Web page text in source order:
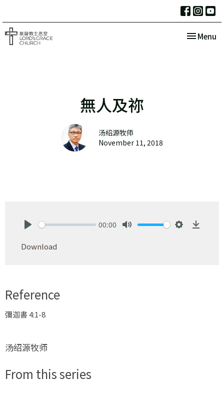
Toggle
Menu
無人及祢
汤绍源牧师
November 11, 2018
00:00
Download
Reference
彌迦書 4:1-8
汤绍源牧师
From this series